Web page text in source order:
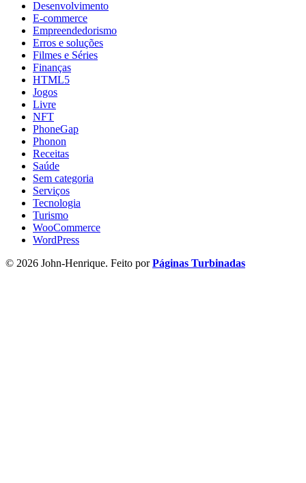
Desenvolvimento
E-commerce
Empreendedorismo
Erros e soluções
Filmes e Séries
Finanças
HTML5
Jogos
Livre
NFT
PhoneGap
Phonon
Receitas
Saúde
Sem categoria
Serviços
Tecnologia
Turismo
WooCommerce
WordPress
© 2026 John-Henrique. Feito porPáginas Turbinadas